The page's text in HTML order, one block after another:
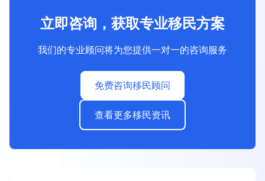
立即咨询，获取专业移民方案
我们的专业顾问将为您提供一对一的咨询服务
免费咨询移民顾问
查看更多移民资讯